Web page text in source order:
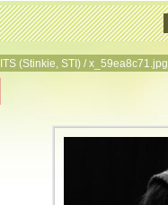
ITS (Stinkie, STI) /x_59ea8c71.jpg